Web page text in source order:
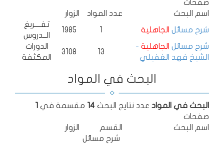
صفحات
اسم البحث
عدد المواد الزوار
شرح مسائل الجاهلية 1
1985
تفــــريغ
الــدروس
شرح مسائل الجاهلية -
الشيخ فهد الغفيلي
13
3108
الدورات
المكثفة
البحث في المواد
البحث في المواد عدد نتايج البحث 14 مقسمة في 1
صفحات
اسم البحث
القسم الزوار
شرح مسائل